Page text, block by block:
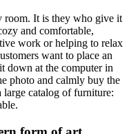
room. It is they who give it
and comfortable,
work or helping to relax
want to place an
down at the computer in
photo and calmly buy the
catalog of furniture: